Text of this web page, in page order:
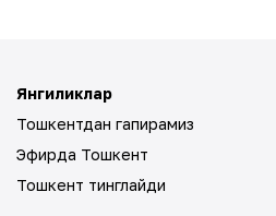
Янгиликлар
Тошкентдан гапирамиз
Эфирда Тошкент
Тошкент тинглайди